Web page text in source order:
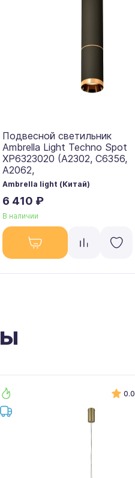
Подвесной светильник
Ambrella Light Techno Spot
XP6323020 (A2302, C6356,
A2062,
Ambrella light (Китай)
6 410 ₽
В наличии
0.0